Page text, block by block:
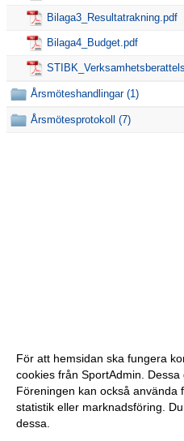
Bilaga3_Resultatrakning.pdf
Bilaga4_Budget.pdf
Årsmöteshandlingar (1)
Årsmötesprotokoll (7)
För att hemsidan ska fungera
cookies från SportAdmin. Dessa
Föreningen kan också använda
statistik eller marknadsföring.
dessa.